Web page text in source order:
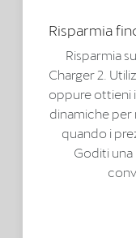
Risparmia
Risparmia
Charger 2.
oppure ottieni
dinamiche
quando i
Goditi una